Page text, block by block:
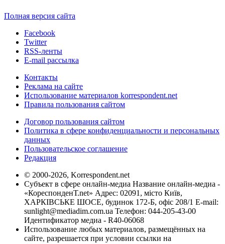
Полная версия сайта
Facebook
Twitter
RSS-ленты
E-mail рассылка
Контакты
Реклама на сайте
Использование материалов korrespondent.net
Правила пользования сайтом
Договор пользования сайтом
Политика в сфере конфиденциальности и персональных
данных
Пользовательское соглашение
Редакция
© 2000-2026, Korrespondent.net
Субъект в сфере онлайн-медиа Название онлайн-медиа -
«КореспонденТ.net» Адрес: 02091, місто Київ,
ХАРКІВСЬКЕ ШОСЕ, будинок 172-Б, офіс 208/1 E-mail:
sunlight@mediadim.com.ua Телефон: 044-205-43-00
Идентификатор медиа - R40-06068
Использование любых материалов, размещённых на
сайте, разрешается при условии ссылки на